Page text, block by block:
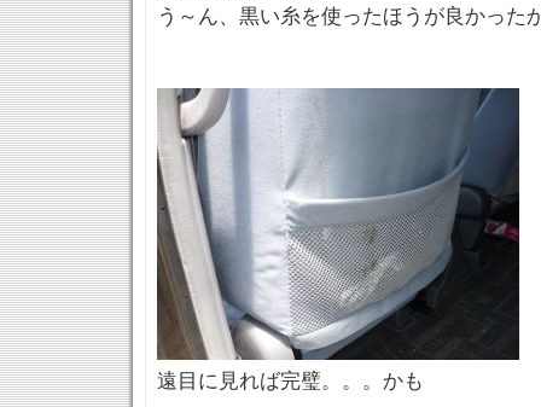
う～ん、黒い糸を使ったほうが良かった
遠目に見れば完璧。。。かも